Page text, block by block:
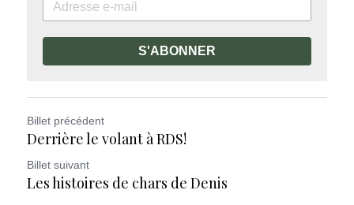
S'ABONNER
Billet précédent
Derrière le volant à RDS!
Billet suivant
Les histoires de chars de Denis